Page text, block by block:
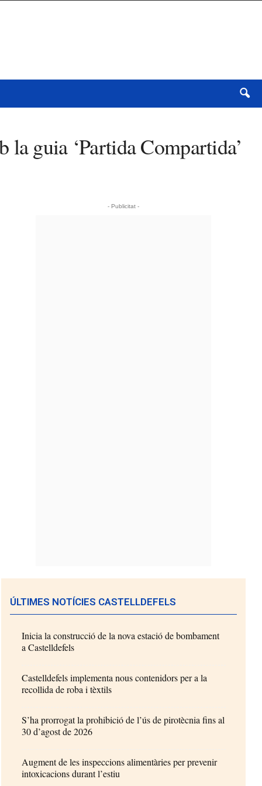
guia ‘Partida Compartida’
- Publicitat -
ÚLTIMES NOTÍCIES CASTELLDEFELS
Inicia la construcció de la nova estació de bombament
a Castelldefels
Castelldefels implementa nous contenidors per a la
recollida de roba i tèxtils
S’ha prorrogat la prohibició de l’ús de pirotècnia fins al
30 d’agost de 2026
Augment de les inspeccions alimentàries per prevenir
intoxicacions durant l’estiu